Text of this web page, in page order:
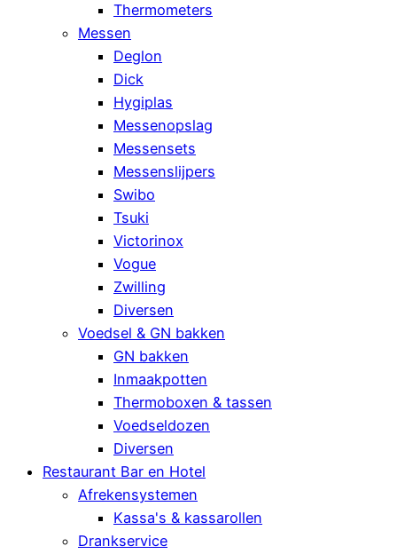
Thermometers
Messen
Deglon
Dick
Hygiplas
Messenopslag
Messensets
Messenslijpers
Swibo
Tsuki
Victorinox
Vogue
Zwilling
Diversen
Voedsel & GN bakken
GN bakken
Inmaakpotten
Thermoboxen & tassen
Voedseldozen
Diversen
Restaurant Bar en Hotel
Afrekensystemen
Kassa's & kassarollen
Drankservice